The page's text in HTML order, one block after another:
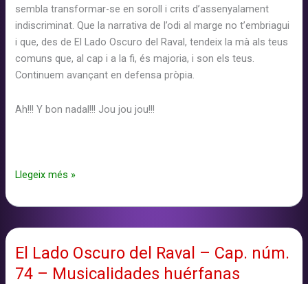
sembla transformar-se en soroll i crits d’assenyalament
indiscriminat. Que la narrativa de l’odi al marge no t’embriagui
i que, des de El Lado Oscuro del Raval, tendeix la mà als teus
comuns que, al cap i a la fi, és majoria, i son els teus.
Continuem avançant en defensa pròpia.
Ah!!! Y bon nadal!!! Jou jou jou!!!
El
Oscuro
–
Cap.
Llegeix més »
El Lado Oscuro del Raval – Cap. núm.
74 – Musicalidades huérfanas